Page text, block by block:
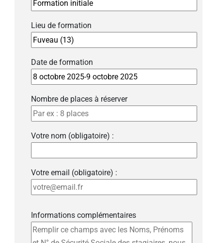
Lieu de formation
Date de formation
Nombre de places à réserver
Votre nom (obligatoire) :
Votre email (obligatoire) :
Informations complémentaires